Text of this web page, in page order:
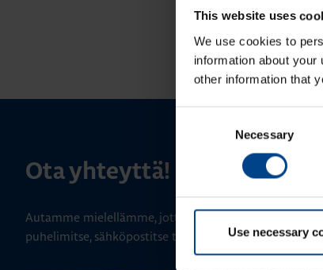
This website uses
We use cookies to
information about
other information that
Necessary
Use necessary
Ota yhteyttä!
Autamme mielellämme, jotta löydämme sinulle
puhelimitse, sähköpostitse tai verkkolomakkeen